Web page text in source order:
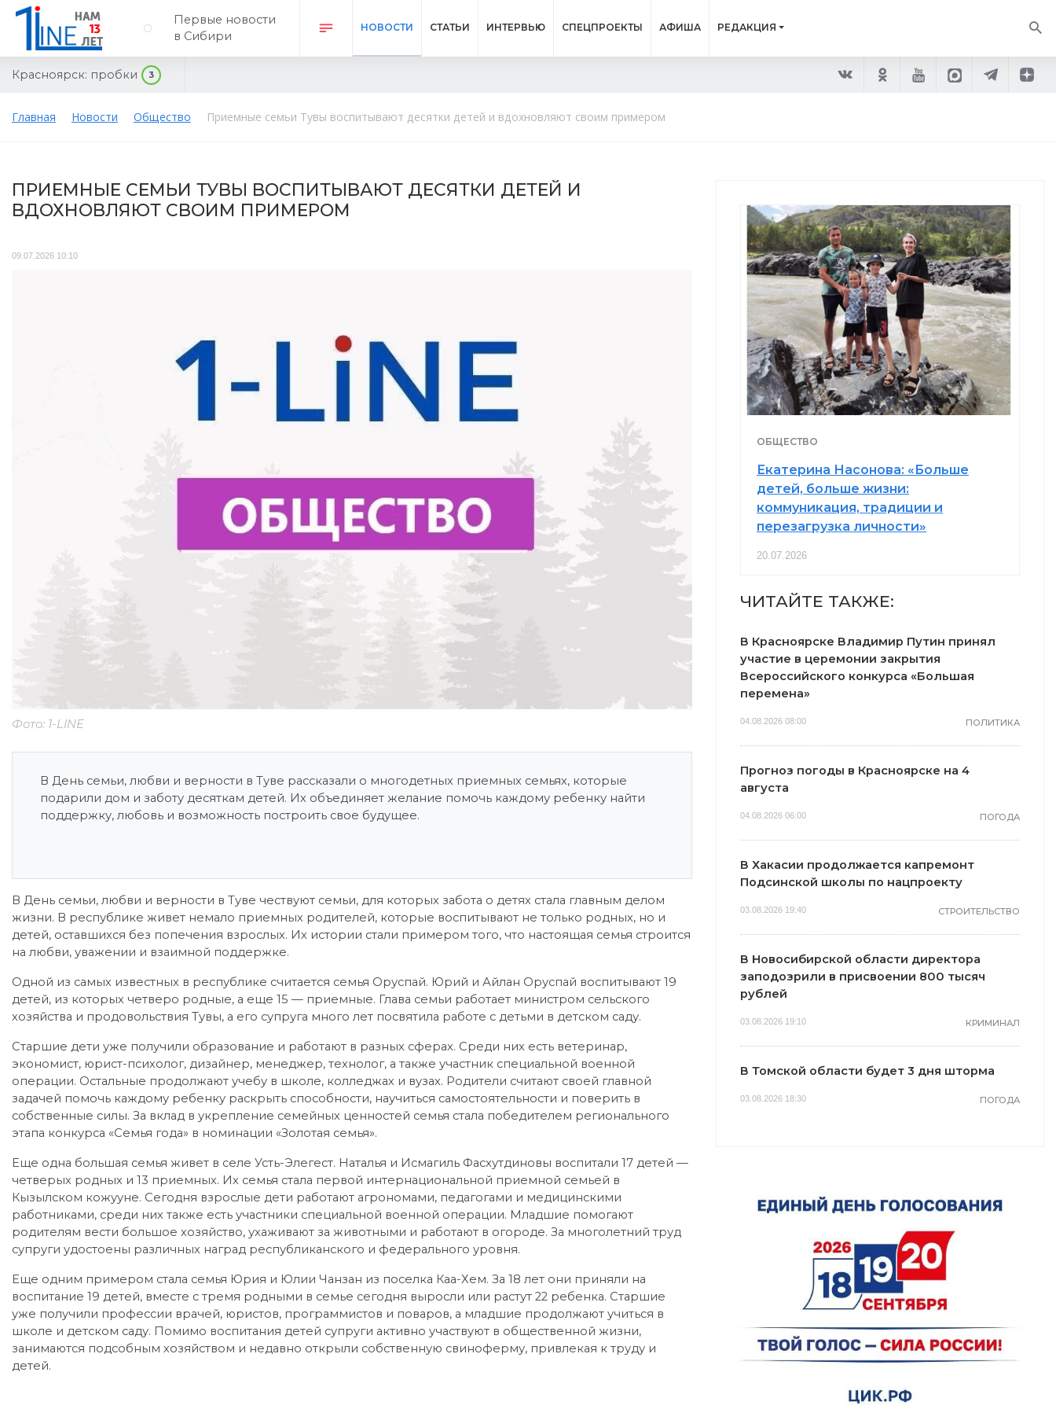
Первые новости
в Сибири
НОВОСТИ СТАТЬИ ИНТЕРВЬЮ СПЕЦПРОЕКТЫ АФИША РЕДАКЦИЯ
Красноярск: пробки 3
Главная Новости Общество Приемные семьи Тувы воспитывают десятки детей и вдохновляют своим примером
ПРИЕМНЫЕ СЕМЬИ ТУВЫ ВОСПИТЫВАЮТ ДЕСЯТКИ ДЕТЕЙ И
ВДОХНОВЛЯЮТ СВОИМ ПРИМЕРОМ
09.07.2026 10:10
Фото: 1-LINE
В День семьи, любви и верности в Туве рассказали о многодетных приемных семьях, которые
подарили дом и заботу десяткам детей. Их объединяет желание помочь каждому ребенку найти
поддержку, любовь и возможность построить свое будущее.
В День семьи, любви и верности в Туве чествуют семьи, для которых забота о детях стала главным делом
жизни. В республике живет немало приемных родителей, которые воспитывают не только родных, но и
детей, оставшихся без попечения взрослых. Их истории стали примером того, что настоящая семья строится
на любви, уважении и взаимной поддержке.
Одной из самых известных в республике считается семья Оруспай. Юрий и Айлан Оруспай воспитывают 19
детей, из которых четверо родные, а еще 15 — приемные. Глава семьи работает министром сельского
хозяйства и продовольствия Тувы, а его супруга много лет посвятила работе с детьми в детском саду.
Старшие дети уже получили образование и работают в разных сферах. Среди них есть ветеринар,
экономист, юрист-психолог, дизайнер, менеджер, технолог, а также участник специальной военной
операции. Остальные продолжают учебу в школе, колледжах и вузах. Родители считают своей главной
задачей помочь каждому ребенку раскрыть способности, научиться самостоятельности и поверить в
собственные силы. За вклад в укрепление семейных ценностей семья стала победителем регионального
этапа конкурса «Семья года» в номинации «Золотая семья».
Еще одна большая семья живет в селе Усть-Элегест. Наталья и Исмагиль Фасхутдиновы воспитали 17 детей —
четверых родных и 13 приемных. Их семья стала первой интернациональной приемной семьей в
Кызылском кожууне. Сегодня взрослые дети работают агрономами, педагогами и медицинскими
работниками, среди них также есть участники специальной военной операции. Младшие помогают
родителям вести большое хозяйство, ухаживают за животными и работают в огороде. За многолетний труд
супруги удостоены различных наград республиканского и федерального уровня.
Еще одним примером стала семья Юрия и Юлии Чанзан из поселка Каа-Хем. За 18 лет они приняли на
воспитание 19 детей, вместе с тремя родными в семье сегодня выросли или растут 22 ребенка. Старшие
уже получили профессии врачей, юристов, программистов и поваров, а младшие продолжают учиться в
школе и детском саду. Помимо воспитания детей супруги активно участвуют в общественной жизни,
занимаются подсобным хозяйством и недавно открыли собственную свиноферму, привлекая к труду и
детей.
ОБЩЕСТВО
Екатерина Насонова: «Больше
детей, больше жизни:
коммуникация, традиции и
перезагрузка личности»
20.07.2026
ЧИТАЙТЕ ТАКЖЕ:
В Красноярске Владимир Путин принял
участие в церемонии закрытия
Всероссийского конкурса «Большая
перемена»
04.08.2026 08:00 ПОЛИТИКА
Прогноз погоды в Красноярске на 4
августа
04.08.2026 06:00 ПОГОДА
В Хакасии продолжается капремонт
Подсинской школы по нацпроекту
03.08.2026 19:40 СТРОИТЕЛЬСТВО
В Новосибирской области директора
заподозрили в присвоении 800 тысяч
рублей
03.08.2026 19:10 КРИМИНАЛ
В Томской области будет 3 дня шторма
03.08.2026 18:30 ПОГОДА